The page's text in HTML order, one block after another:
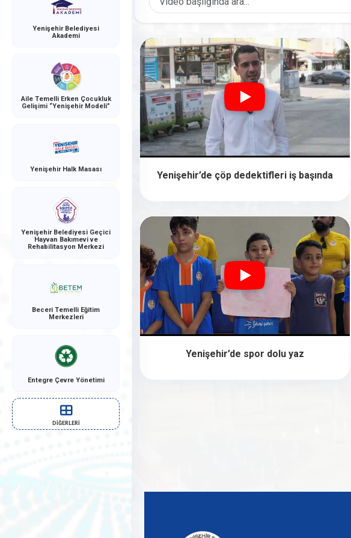
Yenişehir Belediyesi
Akademi
Aile Temelli Erken Çocukluk
Gelişimi “Yenişehir Modeli”
Yenişehir Halk Masası
Yenişehir Belediyesi Geçici
Hayvan Bakımevi ve
Rehabilitasyon Merkezi
Beceri Temelli Eğitim
Merkezleri
Entegre Çevre Yönetimi
DİĞERLERİ
Yenişehir’de çöp dedektifleri iş başında
Yenişehir’de spor dolu yaz